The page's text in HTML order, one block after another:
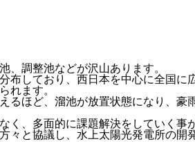
調整池などが沢山あります。
布しており、西日本を中心に全国に
れます。
るほど、溜池が放置状態になり、豪
く、多面的に課題解決をしていく事
々と協議し、水上太陽光発電所の開